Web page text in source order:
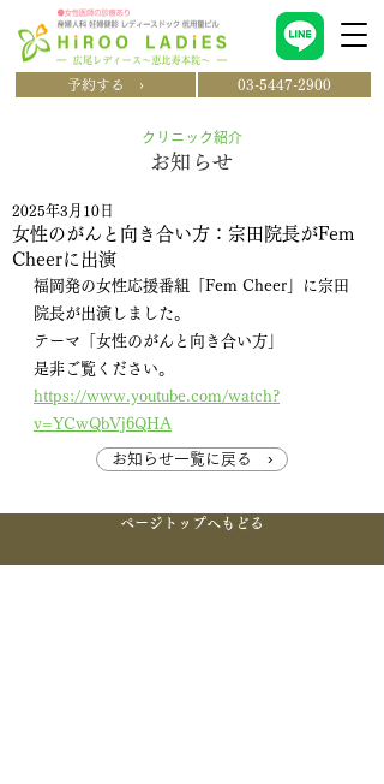
予約する › 03-5447-2900
クリニック紹介
​お知らせ
女性のがんと向き合い方：宗田院長がFem
Cheerに出演
2025年3月10日
福岡発の女性応援番組「Fem Cheer」に宗田
院長が出演しました。
テーマ「女性のがんと向き合い方」
是非ご覧ください。
https://www.youtube.com/watch?
v=YCwQbVj6QHA
お知らせ一覧に戻る ›
ページトップへもどる